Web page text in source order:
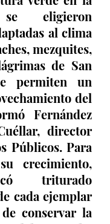
eligieron
al clima
mezquites,
de San
permiten un
del
Fernández
director
Públicos. Para
crecimiento,
triturado
cada ejemplar
conservar la